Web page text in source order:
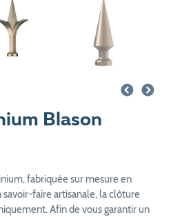
Blason
fabriquée sur mesure en
savoir-faire artisanale, la clôture
Afin de vous garantir un